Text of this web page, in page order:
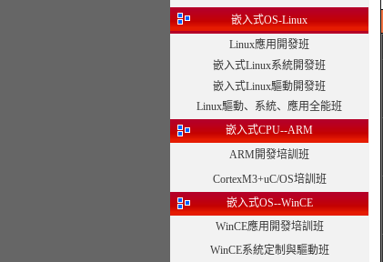
嵌入式OS-Linux
Linux應用開發班
嵌入式Linux系統開發班
嵌入式Linux驅動開發班
Linux驅動、系統、應用全能班
嵌入式CPU--ARM
ARM開發培訓班
CortexM3+uC/OS培訓班
嵌入式OS--WinCE
WinCE應用開發培訓班
WinCE系統定制與驅動班